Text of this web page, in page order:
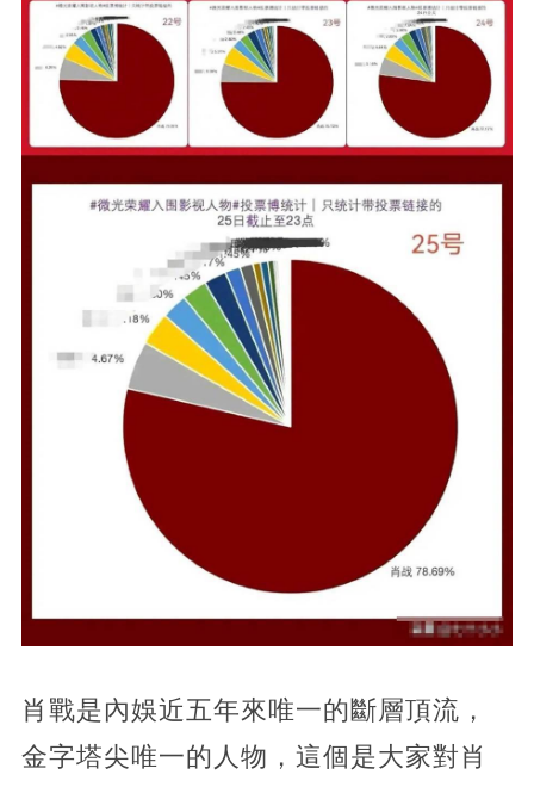
肖戰是內娛近五年來唯一的斷層頂流，
金字塔尖唯一的人物，這個是大家對肖